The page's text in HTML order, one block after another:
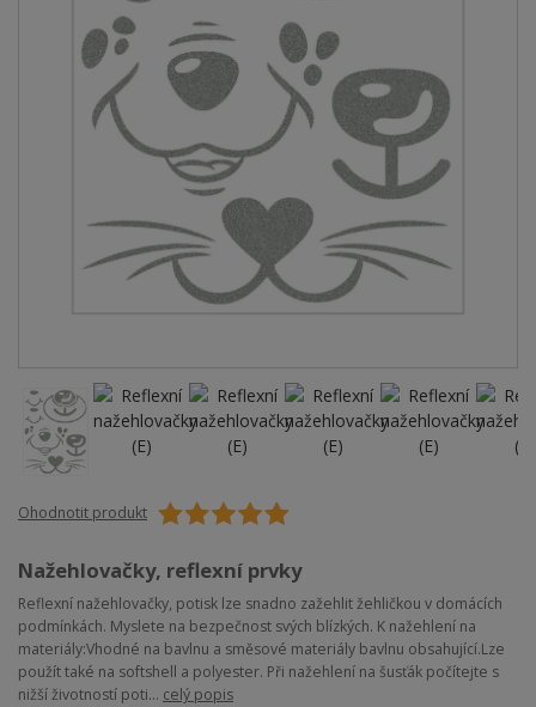
Ohodnotit produkt
Nažehlovačky, reflexní prvky
Reflexní nažehlovačky, potisk lze snadno zažehlit žehličkou v domácích
podmínkách. Myslete na bezpečnost svých blízkých. K nažehlení na
materiály:Vhodné na bavlnu a směsové materiály bavlnu obsahující.Lze
použít také na softshell a polyester. Při nažehlení na šusťák počítejte s
nižší životností poti... celý popis